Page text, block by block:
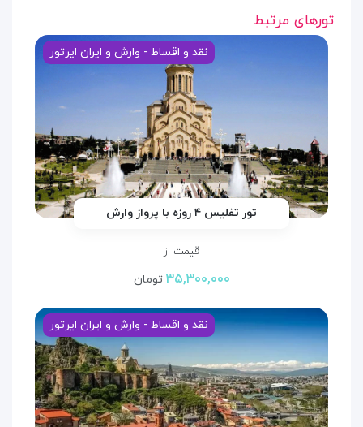
تورهای مرتبط
نقد و اقساط - وارش و ایران ایرتور
تور تفلیس ۴ روزه با پرواز وارش
قیمت از
۳۵,۳۰۰,۰۰۰ تومان
نقد و اقساط - وارش و ایران ایرتور